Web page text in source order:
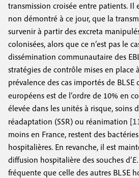
transmission croisée entre patients. Il
non démontré à ce jour, que la
survenir à partir des excreta
colonisées, alors que ce n’est pas le
dissémination communautaire des
stratégies de contrôle mises en place
prévalence des cas importés de
européens est de l’ordre de 10% en
élevée dans les unités à risque, soins
réadaptation (SSR) ou réanimation [
moins en France, restent des
hospitalières. En revanche, il est
diffusion hospitalière des souches d’
fréquente que celle des autres BLSE